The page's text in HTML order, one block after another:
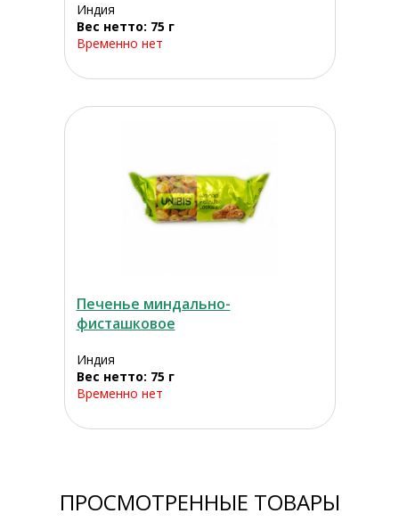
Индия
Вес нетто: 75 г
Временно нет
Печенье миндально-
фисташковое
Индия
Вес нетто: 75 г
Временно нет
ПРОСМОТРЕННЫЕ ТОВАРЫ